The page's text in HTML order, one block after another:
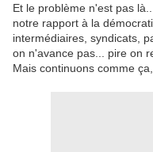
Et le problème n'est pas
notre rapport à la
intermédiaires, syndicats,
on n'avance pas... pire on
Mais continuons comme